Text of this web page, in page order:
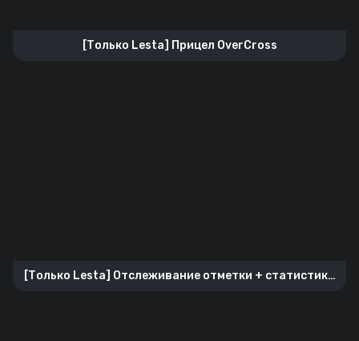
[Только Lesta] Прицел OverCross
[Только Lesta] Отслеживание отметки + статистика